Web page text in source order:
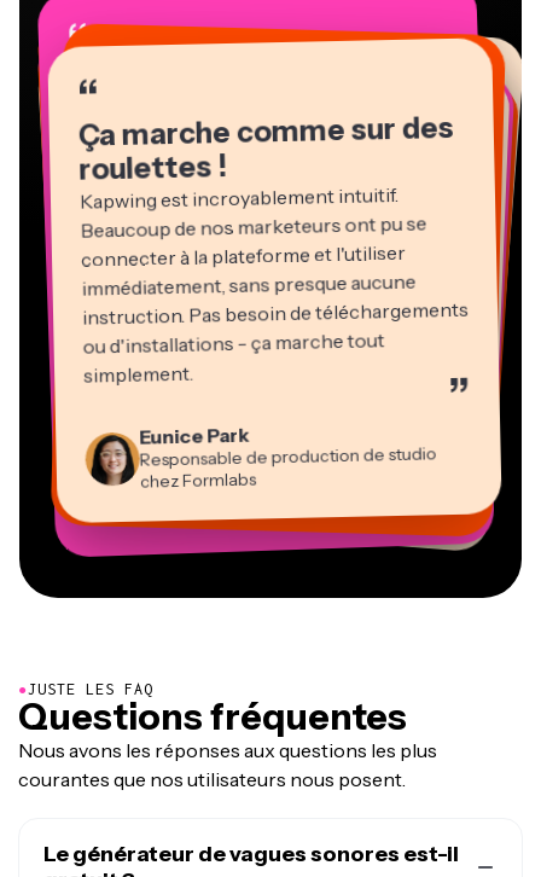
“
Ça marche comme sur des
roulettes !
Kapwing est incroyablement intuitif.
Beaucoup de nos marketeurs ont pu se
connecter à la plateforme et l'utiliser
immédiatement, sans presque aucune
instruction. Pas besoin de téléchargements
ou d'installations - ça marche tout
simplement. ”
Eunice Park
Responsable de production de studio
chez Formlabs
“
Vannesia Darby
PDG chez MOXIE Nashville
“
Grant Taleck
Co-Fondateur chez
AuthentIQMarketing.com
Associé gérant chez EPATHLON
“
Kerry-lee Farla
Youtubeur
Gracie Peng
Directeur de contenu
“
Martin James
Éditeur vidéo
Éducation
“
Consultant
“
Mitch Rawlings
Prestataire de services indépendant en information
“
Dina Segovia
Travailleur freelance virtuel
●JUSTE LES FAQ
Questions fréquentes
Nous avons les réponses aux questions les plus
courantes que nos utilisateurs nous posent.
Le générateur de vagues sonores est-il